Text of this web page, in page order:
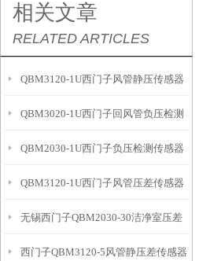
相关文章
RELATED ARTICLES
QBM3120-1U西门子风管静压传感器
QBM3020-1U西门子回风管负压检测
传感器
QBM2030-1U西门子负压检测传感器
QBM3120-1U西门子风管压差传感器
工作模式
无锡西门子QBM2030-30洁净室压差
传感器
西门子QBM3120-5风管静压差传感器